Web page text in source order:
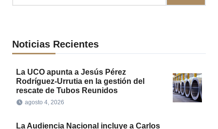
Noticias Recientes
La UCO apunta a Jesús Pérez
Rodríguez-Urrutia en la gestión del
rescate de Tubos Reunidos
agosto 4, 2026
La Audiencia Nacional incluye a Carlos